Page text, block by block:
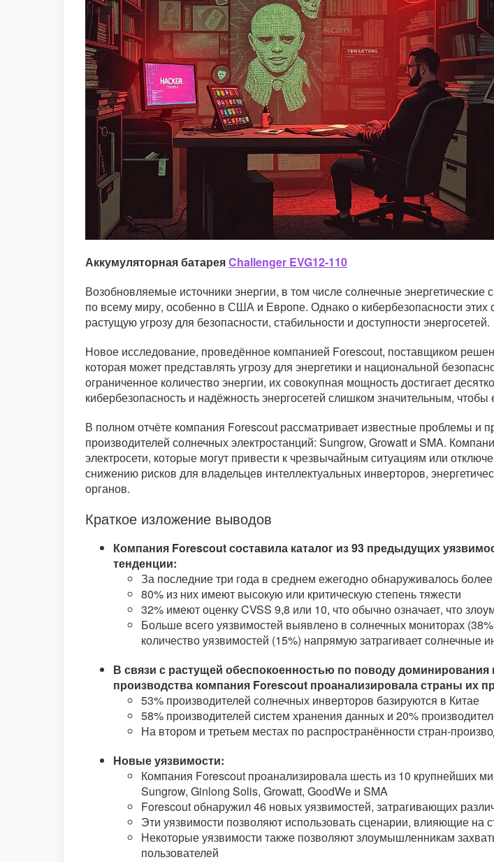
Аккумуляторная батареяChallenger EVG12-110
Возобновляемые источники энергии, в том числе солнечные
по всему миру, особенно в США и Европе. Однако о кибербезопасности
растущую угрозу для безопасности, стабильности и доступности энергосетей.
Новое исследование, проведённое компанией Forescout, поставщиком
которая может представлять угрозу для энергетики и национальной
ограниченное количество энергии, их совокупная мощность достигает
кибербезопасность и надёжность энергосетей слишком значительным, чтобы
В полном отчёте компания Forescout рассматривает известные проблемы и
производителей солнечных электростанций: Sungrow, Growatt и SMA.
электросети, которые могут привести к чрезвычайным ситуациям или
снижению рисков для владельцев интеллектуальных инверторов,
органов.
Краткое изложение выводов
Компания Forescout составила каталог из 93 предыдущих
тенденции:
За последние три года в среднем ежегодно обнаруживалось
80% из них имеют высокую или критическую степень тяжести
32% имеют оценку CVSS 9,8 или 10, что обычно означает, что
Больше всего уязвимостей выявлено в солнечных мониторах
количество уязвимостей (15%) напрямую затрагивает солнечные
В связи с растущей обеспокоенностью по поводу
производства компания Forescout проанализировала страны их
53% производителей солнечных инверторов базируются в Китае
58% производителей систем хранения данных и 20%
На втором и третьем местах по распространённости стран-
Новые уязвимости:
Компания Forescout проанализировала шесть из 10 крупнейших
Sungrow, Ginlong Solis, Growatt, GoodWe и SMA
Forescout обнаружил 46 новых уязвимостей, затрагивающих
Эти уязвимости позволяют использовать сценарии, влияющие на
Некоторые уязвимости также позволяют злоумышленникам
пользователей